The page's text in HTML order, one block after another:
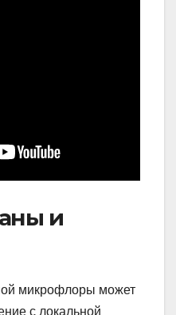
и
микрофлоры может
с локальной